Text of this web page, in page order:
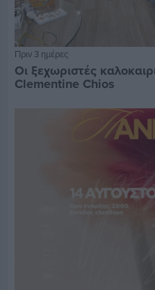
Πριν 3 ημέρες
Οι ξεχωριστές
Clementine Chios